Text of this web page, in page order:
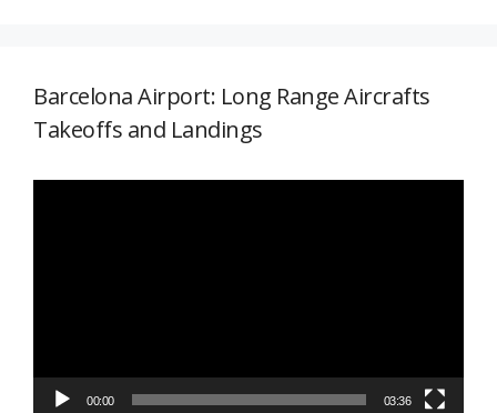
Barcelona Airport: Long Range Aircrafts
Takeoffs and Landings
00:00 03:36